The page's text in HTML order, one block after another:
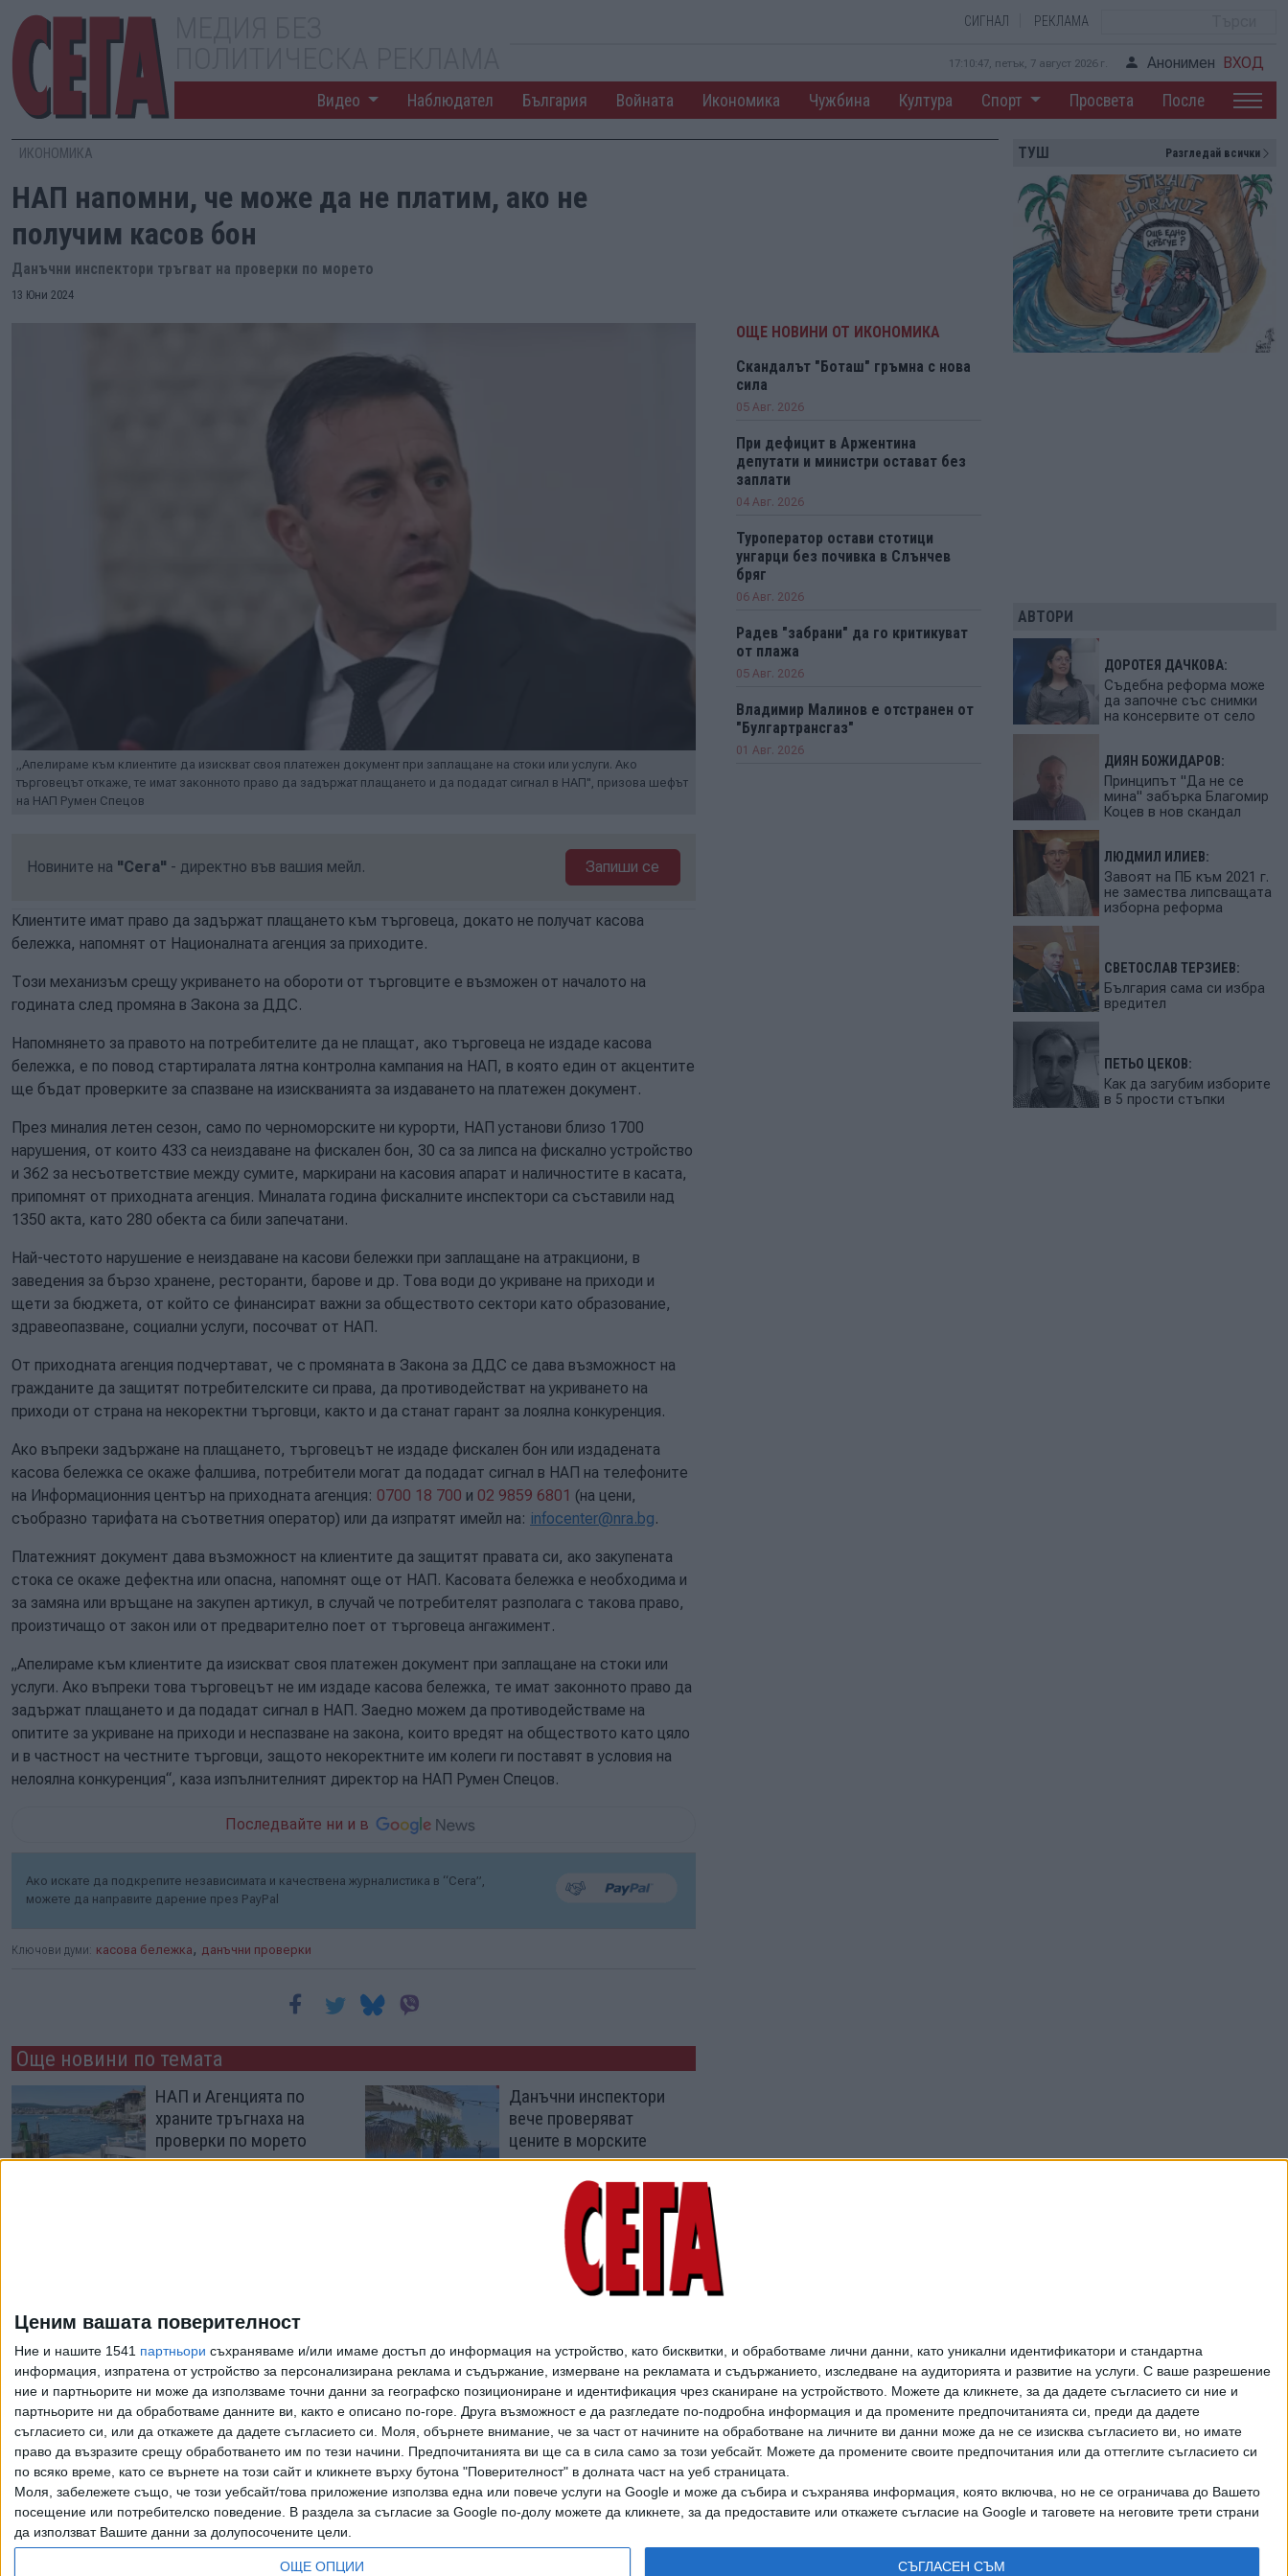
Ценим вашата поверителност
Ние и нашите 1541 партньори съхраняваме и/или имаме достъп до информация на устройство, като бисквитки, и обработваме лични данни, като уникални идентификатори и стандартна
информация, изпратена от устройство за персонализирана реклама и съдържание, измерване на рекламата и съдържанието, изследване на аудиторията и развитие на услуги. С ваше разрешение
ние и партньорите ни може да използваме точни данни за географско позициониране и идентификация чрез сканиране на устройството. Можете да кликнете, за да дадете съгласието си ние и
партньорите ни да обработваме данните ви, както е описано по-горе. Друга възможност е да разгледате по-подробна информация и да промените предпочитанията си, преди да дадете
съгласието си, или да откажете да дадете съгласието си.
Моля, обърнете внимание, че за част от начините на обработване на личните ви данни може да не се изисква съгласието ви, но имате
право да възразите срещу обработването им по тези начини. Предпочитанията ви ще са в сила само за този уебсайт. Можете да промените своите предпочитания или да оттеглите съгласието си
по всяко време, като се върнете на този сайт и кликнете върху бутона "Поверителност" в долната част на уеб страницата.
Моля, забележете също, че този уебсайт/това приложение използва една или повече услуги на Google и може да събира и съхранява информация, която включва, но не се ограничава до Вашето
посещение или потребителско поведение. В раздела за съгласие за Google по-долу можете да кликнете, за да предоставите или откажете съгласие на Google и таговете на неговите трети страни
да използват Вашите данни за долупосочените цели.
ОЩЕ ОПЦИИ СЪГЛАСЕН СЪМ
СИГНАЛ РЕКЛАМА
17:10:47, петък, 7 август 2026 г. Анонимен ВХОД
Видео Наблюдател България Войната Икономика Чужбина Култура Спорт Просвета После
ИКОНОМИКА
НАП напомни, че може да не платим, ако не
получим касов бон
Данъчни инспектори тръгват на проверки по морето
13 Юни 2024
„Апелираме към клиентите да изискват своя платежен документ при заплащане на стоки или услуги. Ако
търговецът откаже, те имат законното право да задържат плащането и да подадат сигнал в НАП", призова шефът
на НАП Румен Спецов
Новините на "Сега" - директно във вашия мейл. Запиши се
Клиентите имат право да задържат плащането към търговеца, докато не получат касова
бележка, напомнят от Националната агенция за приходите.
Този механизъм срещу укриването на обороти от търговците е възможен от началото на
годината след промяна в Закона за ДДС.
Напомнянето за правото на потребителите да не плащат, ако търговеца не издаде касова
бележка, е по повод стартиралата лятна контролна кампания на НАП, в която един от акцентите
ще бъдат проверките за спазване на изискванията за издаването на платежен документ.
През миналия летен сезон, само по черноморските ни курорти, НАП установи близо 1700
нарушения, от които 433 са неиздаване на фискален бон, 30 са за липса на фискално устройство
и 362 за несъответствие между сумите, маркирани на касовия апарат и наличностите в касата,
припомнят от приходната агенция. Миналата година фискалните инспектори са съставили над
1350 акта, като 280 обекта са били запечатани.
Най-честото нарушение е неиздаване на касови бележки при заплащане на атракциони, в
заведения за бързо хранене, ресторанти, барове и др. Това води до укриване на приходи и
щети за бюджета, от който се финансират важни за обществото сектори като образование,
здравеопазване, социални услуги, посочват от НАП.
От приходната агенция подчертават, че с промяната в Закона за ДДС се дава възможност на
гражданите да защитят потребителските си права, да противодействат на укриването на
приходи от страна на некоректни търговци, както и да станат гарант за лоялна конкуренция.
Ако въпреки задържане на плащането, търговецът не издаде фискален бон или издадената
касова бележка се окаже фалшива, потребители могат да подадат сигнал в НАП на телефоните
на Информационния център на приходната агенция: 0700 18 700 и 02 9859 6801 (на цени,
съобразно тарифата на съответния оператор) или да изпратят имейл на: infocenter@nra.bg.
Платежният документ дава възможност на клиентите да защитят правата си, ако закупената
стока се окаже дефектна или опасна, напомнят още от НАП. Касовата бележка е необходима и
за замяна или връщане на закупен артикул, в случай че потребителят разполага с такова право,
произтичащо от закон или от предварително поет от търговеца ангажимент.
„Апелираме към клиентите да изискват своя платежен документ при заплащане на стоки или
услуги. Ако въпреки това търговецът не им издаде касова бележка, те имат законното право да
задържат плащането и да подадат сигнал в НАП. Заедно можем да противодействаме на
опитите за укриване на приходи и неспазване на закона, които вредят на обществото като цяло
и в частност на честните търговци, защото некоректните им колеги ги поставят в условия на
нелоялна конкуренция“, каза изпълнителният директор на НАП Румен Спецов.
Последвайте ни и в
Ако искате да подкрепите независимата и качествена журналистика в “Сега”,
можете да направите дарение през PayPal
Ключови думи: касова бележка , данъчни проверки
Още новини по темата
НАП и Агенцията по
храните тръгнаха на
проверки по морето
27 Юни 2026
Данъчни инспектори
вече проверяват
цените в морските
курорти
01 Юли 2025
22 Апр. 2025
НАП проверява
доходите на над 500
собственици на
Още по темата
ОЩЕ НОВИНИ ОТ ИКОНОМИКА
Скандалът "Боташ" гръмна с нова
сила
05 Авг. 2026
При дефицит в Аржентина
депутати и министри остават без
заплати
04 Авг. 2026
Туроператор остави стотици
унгарци без почивка в Слънчев
бряг
06 Авг. 2026
Радев "забрани" да го критикуват
от плажа
05 Авг. 2026
Владимир Малинов е отстранен от
"Булгартрансгаз"
01 Авг. 2026
ТУШ Разгледай всички
АВТОРИ
ДОРОТЕЯ ДАЧКОВА:
Съдебна реформа може
да започне със снимки
на консервите от село
ДИЯН БОЖИДАРОВ:
Принципът "Да не се
мина" забърка Благомир
Коцев в нов скандал
ЛЮДМИЛ ИЛИЕВ:
Завоят на ПБ към 2021 г.
не замества липсващата
изборна реформа
СВЕТОСЛАВ ТЕРЗИЕВ:
България сама си избра
вредител
ПЕТЬО ЦЕКОВ:
Как да загубим изборите
в 5 прости стъпки
Всички права запазени. Възпроизвеждането на цели или части от текста или изображенията става след изрично писмено разрешение на СЕГА АД